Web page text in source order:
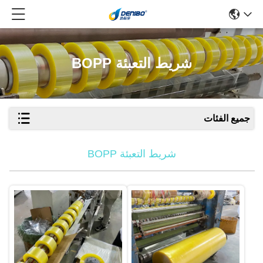
شريط التعبئة BOPP
جميع الفئات
شريط التعبئة BOPP